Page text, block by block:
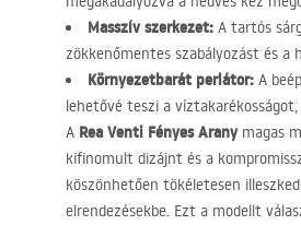
Masszív szerkezet: A tartós
zökkenőmentes szabályozást és a
Környezetbarát perlátor: A
lehetővé teszi a
A Rea Venti Fényes Aranymagas
kifinomult dizájnt és a
köszönhetően tökéletesen
elrendezésekbe. Ezt a modellt